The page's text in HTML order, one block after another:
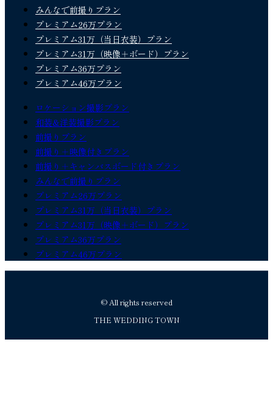
みんなで前撮りプラン
プレミアム26万プラン
プレミアム31万（当日衣装）プラン
プレミアム31万（映像＋ボード）プラン
プレミアム36万プラン
プレミアム46万プラン
ロケーション撮影プラン
和装&洋装撮影プラン
前撮りプラン
前撮り＋映像付きプラン
前撮り＋キャンバスボード付きプラン
みんなで前撮りプラン
プレミアム26万プラン
プレミアム31万（当日衣装）プラン
プレミアム31万（映像＋ボード）プラン
プレミアム36万プラン
プレミアム46万プラン
© All rights reserved
THE WEDDING TOWN